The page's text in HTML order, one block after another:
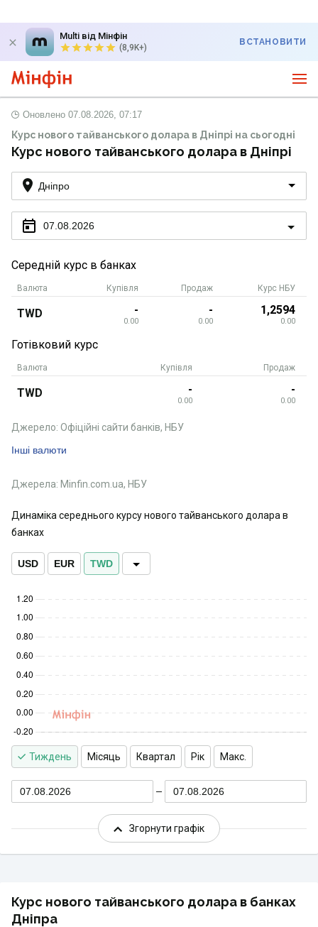
Multi від Мінфін
(8,9K+)
ВСТАНОВИТИ
Оновлено 07.08.2026, 07:17
Курс нового тайванського долара в Дніпрі на сьогодні
Курс нового тайванського долара в Дніпрі
Дніпро
07.08.2026
Середній курс в банках
Валюта Купівля Продаж Курс НБУ
TWD -
0.00
-
0.00
1,2594
0.00
Готівковий курс
Валюта Купівля Продаж
TWD -
0.00
-
0.00
Інші валюти
Джерело: Офіційні сайти банків, НБУ
Джерела: Minfin.com.ua, НБУ
Динаміка середнього курсу нового тайванського долара в
банках
USD EUR TWD
Тиждень Місяць Квартал Рік Макс.
07.08.2026 07.08.2026
Згорнути графік
Курс нового тайванського долара в банках
Дніпра